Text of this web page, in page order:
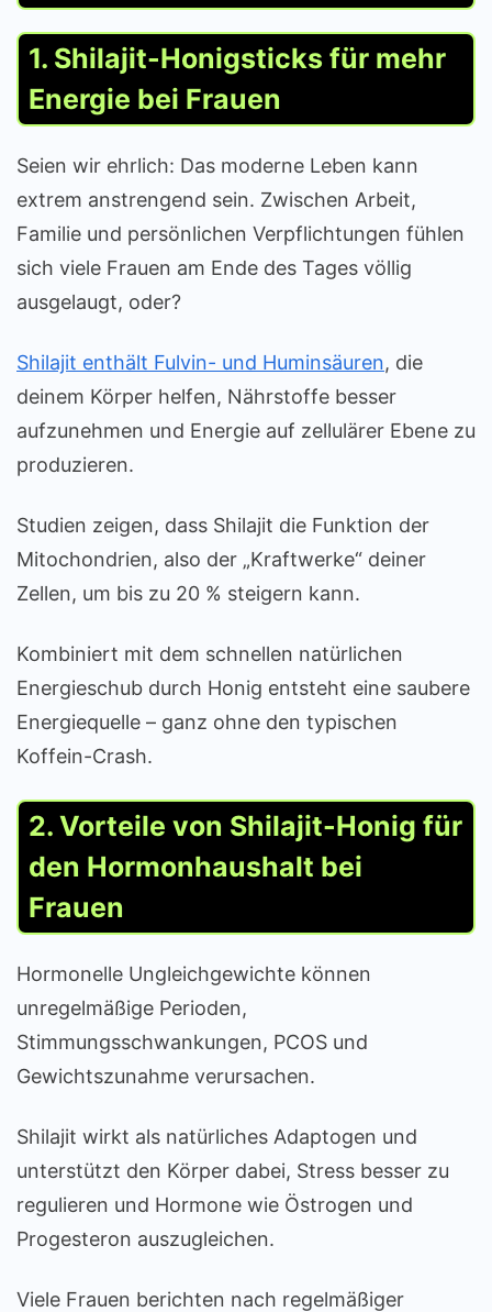
1. Shilajit-Honigsticks für mehr
Energie bei Frauen
Seien wir ehrlich: Das moderne Leben kann
extrem anstrengend sein. Zwischen Arbeit,
Familie und persönlichen Verpflichtungen fühlen
sich viele Frauen am Ende des Tages völlig
ausgelaugt, oder?
Shilajit enthält Fulvin- und Huminsäuren, die
deinem Körper helfen, Nährstoffe besser
aufzunehmen und Energie auf zellulärer Ebene zu
produzieren.
Studien zeigen, dass Shilajit die Funktion der
Mitochondrien, also der „Kraftwerke“ deiner
Zellen, um bis zu 20 % steigern kann.
Kombiniert mit dem schnellen natürlichen
Energieschub durch Honig entsteht eine saubere
Energiequelle – ganz ohne den typischen
Koffein-Crash.
2. Vorteile von Shilajit-Honig für
den Hormonhaushalt bei
Frauen
Hormonelle Ungleichgewichte können
unregelmäßige Perioden,
Stimmungsschwankungen, PCOS und
Gewichtszunahme verursachen.
Shilajit wirkt als natürliches Adaptogen und
unterstützt den Körper dabei, Stress besser zu
regulieren und Hormone wie Östrogen und
Progesteron auszugleichen.
Viele Frauen berichten nach regelmäßiger